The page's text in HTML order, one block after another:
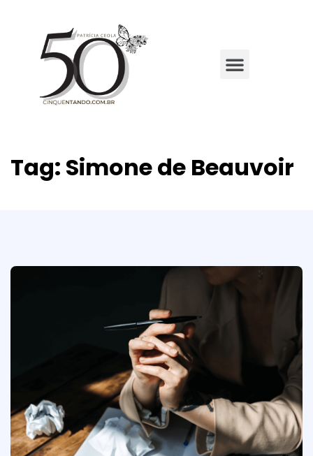
Tag: Simone de Beauvoir